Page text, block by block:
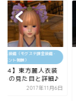
れ装備（モグステ課金装備・
ベント報酬）
】東方麗人衣装
トの見た目と詳細♪
2017年11月6日